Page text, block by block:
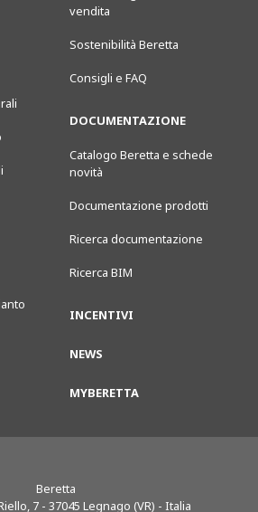
vendita
Sostenibilità Beretta
Consigli e FAQ
DOCUMENTAZIONE
Catalogo Beretta e schede
novità
Documentazione prodotti
Ricerca documentazione
Ricerca BIM
INCENTIVI
NEWS
MYBERETTA
Beretta
7 - 37045 Legnago (VR) - Italia